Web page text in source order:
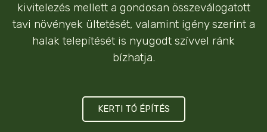
kivitelezés mellett a gondosan összeválogatott
tavi növények ültetését, valamint igény szerint a
halak telepítését is nyugodt szívvel ránk
bízhatja.
KERTI TÓ ÉPÍTÉS